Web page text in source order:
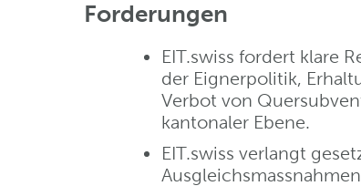
Forderungen
EIT.swiss fordert klare
der Eignerpolitik,
Verbot von
kantonaler Ebene.
EIT.swiss verlangt